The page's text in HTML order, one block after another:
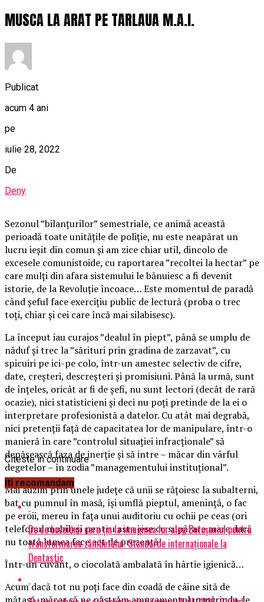
MUSCA LA ARAT PE TARLAUA M.A.I.
Publicat
acum 4 ani
pe
iulie 28, 2022
De
Deny
Sezonul ”bilanțurilor” semestriale, ce animă această
perioadă toate unitățile de poliție, nu este neapărat un
lucru ieșit din comun și am zice chiar util, dincolo de
excesele comunistoide, cu raportarea ”recoltei la hectar” pe
care mulți din afara sistemului le bănuiesc a fi devenit
istorie, de la Revoluție încoace… Este momentul de paradă
când șeful face exercițiu public de lectură (proba o trec
toți, chiar și cei care încă mai silabisesc).
La început iau curajos ”dealul în piept”, până se umplu de
năduf și trec la ”sărituri prin gradina de zarzavat”, cu
spicuiri pe ici-pe colo, într-un amestec selectiv de cifre,
date, creșteri, descreșteri și promisiuni. Până la urmă, sunt
de înțeles, oricât ar fi de șefi, nu sunt lectori (decât de rară
ocazie), nici statisticieni și deci nu poți pretinde de la ei o
interpretare profesionistă a datelor. Cu atât mai degrabă,
nici pretenții față de capacitatea lor de manipulare, într-o
manieră în care ”controlul situației infracționale” să
depășească faza de inerție și să intre – măcar din vârful
degetelor – în zodia ”managementului instituțional”.
Mai auzim prin unele județe că unii se rățoiesc la subalterni,
bat cu pumnul în masă, își umflă pieptul, amenință, o fac
pe eroii, mereu în fața unui auditoriu cu ochii pe ceas (ori
telefonul mobil) și pentru asta iese cu supărare mare dacă
nu toată lumea face act de prezență!
Într-un cuvânt, o ciocolată ambalată în hârtie igienică…
Acum dacă tot nu poți face din coadă de câine sită de
Citeste in continuare
Iti recomandam
De ce buzoienii care țin la imaginea lor aleg Botoșaniul pentru
transformarea zâmbetului: Standarde internaționale la
Dentastic